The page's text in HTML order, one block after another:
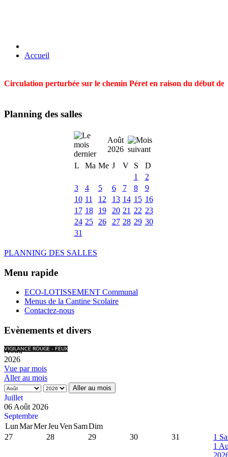
Accueil
Circulation perturbée sur le chemin Péret en raison du début
Planning des salles
Août
2026
L
Ma Me J V S
D
1
2
3
4 5 6 7 8
9
10 11 12 13 14 15 16
17 18 19 20 21 22 23
24 25 26 27 28 29 30
31
PLANNING DES SALLES
Menu rapide
ECO-LOTISSEMENT Communal
Menus de la Cantine Scolaire
Contactez-nous
Evènements et divers
VIGILANCE ROUGE - FEUX
Août,
2026
Vue par mois
Aller au mois
Aller au mois
Juillet
06 Août 2026
Septembre
LunMarMerJeuVen SamDim
27
28 29 30 31 1
1